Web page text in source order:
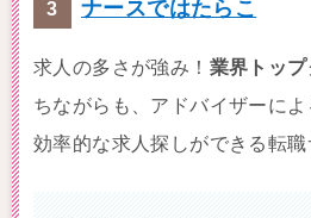
ナースではたらこ
求人の多さが強み！ 業界トッ
ちながらも、アドバイザーに
効率的な求人探しができる転職